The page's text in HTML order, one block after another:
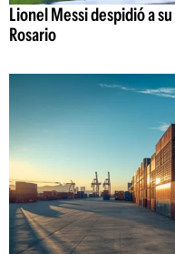
Lionel Messi despidió a
Rosario